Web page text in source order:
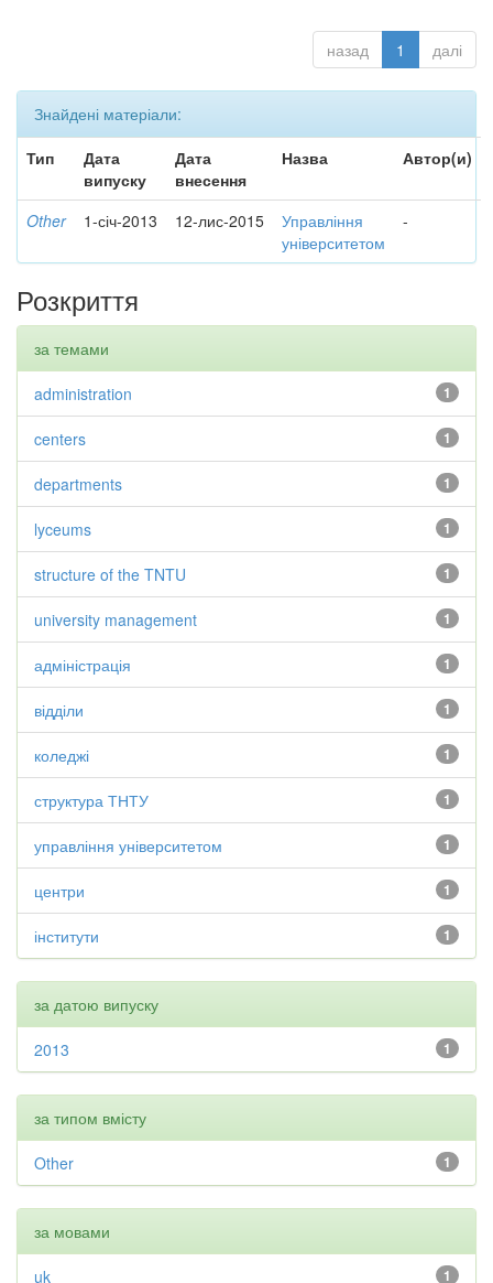
назад 1 далі
Знайдені матеріали:
Тип
Дата
випуску
Дата
внесення
Назва Автор(и)
Other 1-січ-2013 12-лис-2015
Управління
університетом
-
Розкриття
за темами
1
administration
1
centers
1
departments
1
lyceums
1
structure of the TNTU
1
university management
1
адміністрація
1
відділи
1
коледжі
1
структура ТНТУ
1
управління університетом
1
центри
1
інститути
за датою випуску
1
2013
за типом вмісту
1
Other
за мовами
1
uk